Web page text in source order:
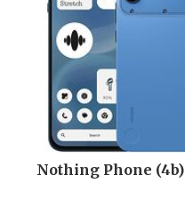
Nothing Phone (4b)